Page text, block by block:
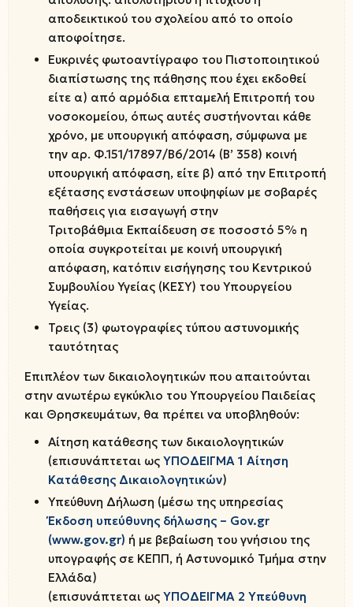
αποδεικτικού του σχολείου από το οποίο
αποφοίτησε.
Ευκρινές φωτοαντίγραφο του Πιστοποιητικού
διαπίστωσης της πάθησης που έχει εκδοθεί
είτε α) από αρμόδια επταμελή Επιτροπή του
νοσοκομείου, όπως αυτές συστήνονται κάθε
χρόνο, με υπουργική απόφαση, σύμφωνα με
την αρ. Φ.151/17897/Β6/2014 (Β’ 358) κοινή
υπουργική απόφαση, είτε β) από την Επιτροπή
εξέτασης ενστάσεων υποψηφίων με σοβαρές
παθήσεις για εισαγωγή στην
Τριτοβάθμια Εκπαίδευση σε ποσοστό 5% η
οποία συγκροτείται με κοινή υπουργική
απόφαση, κατόπιν εισήγησης του Κεντρικού
Συμβουλίου Υγείας (ΚΕΣΥ) του Υπουργείου
Υγείας.
Τρεις (3) φωτογραφίες τύπου αστυνομικής
ταυτότητας
Επιπλέον των δικαιολογητικών που απαιτούνται
στην ανωτέρω εγκύκλιο του Υπουργείου Παιδείας
και Θρησκευμάτων, θα πρέπει να υποβληθούν:
Αίτηση κατάθεσης των δικαιολογητικών
(επισυνάπτεται ως ΥΠΟΔΕΙΓΜΑ 1 Αίτηση
Κατάθεσης Δικαιολογητικών)
Υπεύθυνη Δήλωση (μέσω της υπηρεσίας
Έκδοση υπεύθυνης δήλωσης – Gov.gr
(www.gov.gr) ή με βεβαίωση του γνήσιου της
υπογραφής σε ΚΕΠΠ, ή Αστυνομικό Τμήμα στην
Ελλάδα)
(επισυνάπτεται ως ΥΠΟΔΕΙΓΜΑ 2 Υπεύθυνη